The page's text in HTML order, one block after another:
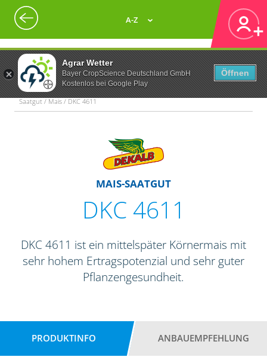
Agrar Wetter
Bayer CropScience Deutschland GmbH
Kostenlos bei Google Play
Öffnen
A-Z
Saatgut / Mais / DKC 4611
MAIS-SAATGUT
DKC 4611
DKC 4611 ist ein mittelspäter Körnermais mit
sehr hohem Ertragspotenzial und sehr guter
Pflanzengesundheit.
PRODUKTINFO ANBAUEMPFEHLUNG